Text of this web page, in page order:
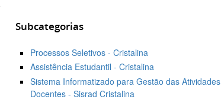
Subcategorias
Processos Seletivos - Cristalina
Assistência Estudantil - Cristalina
Sistema Informatizado para Gestão das Atividades
Docentes - Sisrad Cristalina